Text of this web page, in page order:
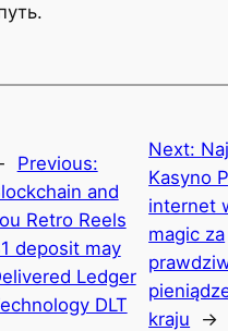
Previous:
and
Retro Reels
deposit may
Ledger
DLT
Next:
Kasyno
internet
magic za
kraju
→